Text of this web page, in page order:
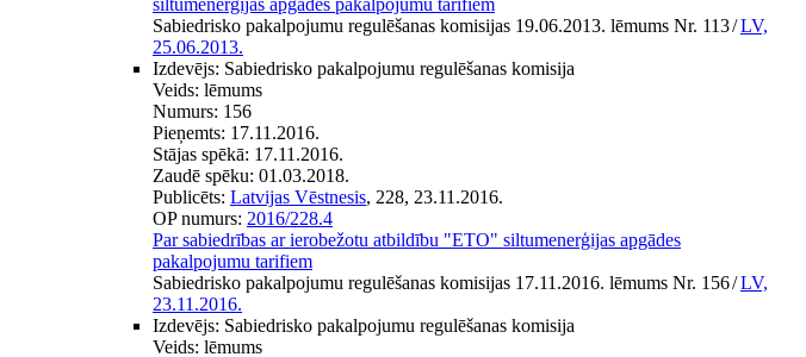
Sabiedrisko pakalpojumu regulēšanas komisijas 19.06.2013. lēmums Nr. 113/LV,
25.06.2013.
Izdevējs: Sabiedrisko pakalpojumu regulēšanas komisija
Veids: lēmums
Numurs: 156
Pieņemts: 17.11.2016.
Stājas spēkā: 17.11.2016.
Zaudē spēku: 01.03.2018.
Publicēts: Latvijas Vēstnesis, 228, 23.11.2016.
OP numurs: 2016/228.4
Par sabiedrības ar ierobežotu atbildību "ETO" siltumenerģijas apgādes
pakalpojumu tarifiem
Sabiedrisko pakalpojumu regulēšanas komisijas 17.11.2016. lēmums Nr. 156/LV,
23.11.2016.
Izdevējs: Sabiedrisko pakalpojumu regulēšanas komisija
Veids: lēmums